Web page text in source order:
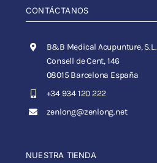
CONTÁCTANOS
B&B Medical Acupunture, S.L.
Consell de Cent, 146
08015 Barcelona España
+34 934 120 222
zenlong@zenlong.net
NUESTRA TIENDA